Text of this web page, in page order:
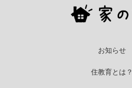
お知らせ
住教育とは？